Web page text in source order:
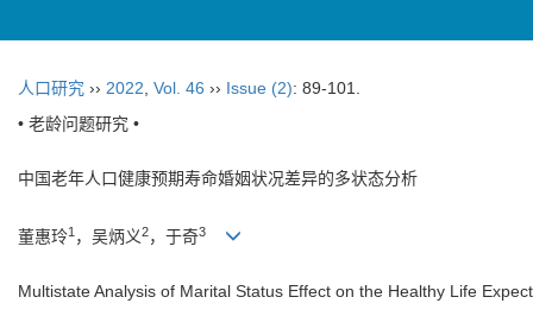
人口研究 ›› 2022 Vol. 46 ›› Issue (2): 89-101.
• 老龄问题研究 •
中国老年人口健康预期寿命婚姻状况差异的多状态分析
董惠玲1 ，吴炳义2，于奇3
Multistate Analysis of Marital Status Effect on the Healthy Life